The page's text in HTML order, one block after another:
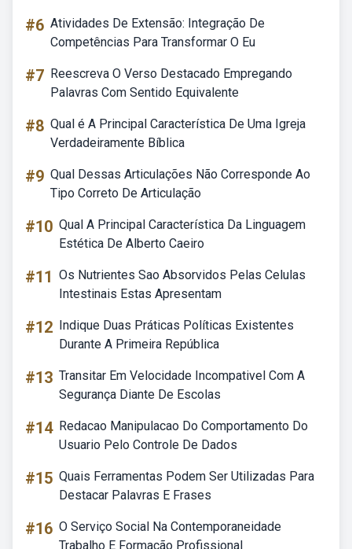
#6 Atividades De Extensão: Integração De
Competências Para Transformar O Eu
#7 Reescreva O Verso Destacado Empregando
Palavras Com Sentido Equivalente
#8 Qual é A Principal Característica De Uma Igreja
Verdadeiramente Bíblica
#9 Qual Dessas Articulações Não Corresponde Ao
Tipo Correto De Articulação
#10 Qual A Principal Característica Da Linguagem
Estética De Alberto Caeiro
#11 Os Nutrientes Sao Absorvidos Pelas Celulas
Intestinais Estas Apresentam
#12 Indique Duas Práticas Políticas Existentes
Durante A Primeira República
#13 Transitar Em Velocidade Incompativel Com A
Segurança Diante De Escolas
#14 Redacao Manipulacao Do Comportamento Do
Usuario Pelo Controle De Dados
#15 Quais Ferramentas Podem Ser Utilizadas Para
Destacar Palavras E Frases
#16 O Serviço Social Na Contemporaneidade
Trabalho E Formação Profissional